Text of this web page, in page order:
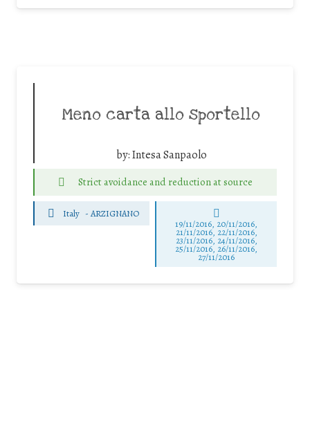
Meno carta allo sportello
by:Intesa Sanpaolo
Strict avoidance and reduction at source
Italy -ARZIGNANO
19/11/2016, 20/11/2016,
21/11/2016, 22/11/2016,
23/11/2016, 24/11/2016,
25/11/2016, 26/11/2016,
27/11/2016